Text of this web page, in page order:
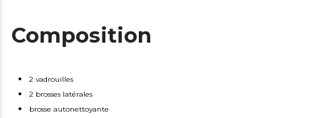
Composition
2 vadrouilles
2 brosses latérales
brosse autonettoyante